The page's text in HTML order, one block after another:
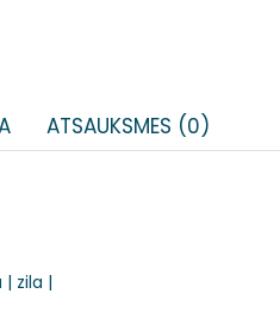
ATSAUKSMES (0)
zila |